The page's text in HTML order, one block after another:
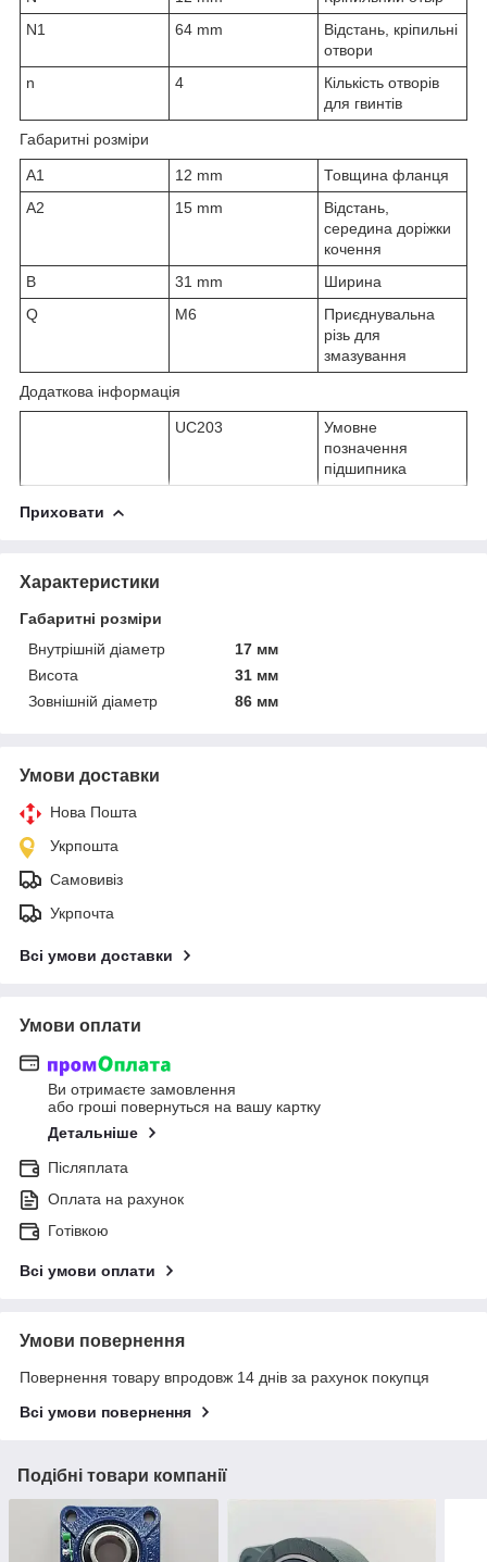
N1 64 mm
Відстань, кріпильні
отвори
n
4
Кількість отворів
для гвинтів
Габаритні розміри
A1 12 mm
Товщина фланця
A2 15 mm
Відстань,
середина доріжки
кочення
B
31 mm
Ширина
Q
M6
Приєднувальна
різь для
змазування
Додаткова інформація
UC203
Умовне
позначення
підшипника
Приховати
Характеристики
Габаритні розміри
Внутрішній діаметр
17 мм
Висота
31 мм
Зовнішній діаметр
86 мм
Умови доставки
Нова Пошта
Укрпошта
Самовивіз
Укрпочта
Всі умови доставки
Умови оплати
Ви отримаєте замовлення
або гроші повернуться на вашу картку
Детальніше
Післяплата
Оплата на рахунок
Готівкою
Всі умови оплати
Умови повернення
Повернення товару впродовж 14 днів за рахунок покупця
Всі умови повернення
Подібні товари компанії